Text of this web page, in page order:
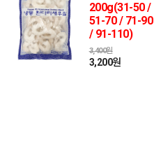
200g(31-50 /
51-70 / 71-90
/ 91-110)
3,400원
3,200원